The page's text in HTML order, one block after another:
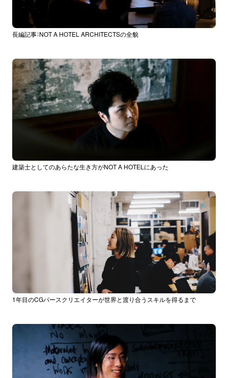
長編記事：NOT A HOTEL ARCHITECTSの全貌
建築士としてのあらたな生き方がNOT A HOTELにあった
1年目のCGパースクリエイターが世界と渡り合うスキルを得るまで